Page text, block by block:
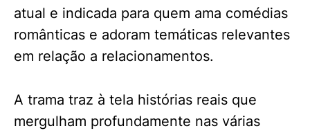
atual e indicada para quem ama comédias
românticas e adoram temáticas relevantes
em relação a relacionamentos.
A trama traz à tela histórias reais que
mergulham profundamente nas várias